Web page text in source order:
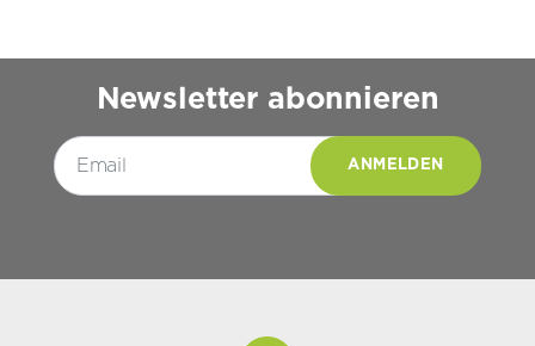
Newsletter abonnieren
Please leave this field empty.